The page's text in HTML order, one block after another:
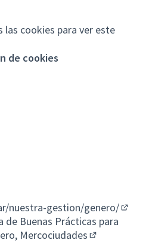
cookies para ver este
de cookies
nuestra-gestion/genero/
Buenas Prácticas para
Mercociudades